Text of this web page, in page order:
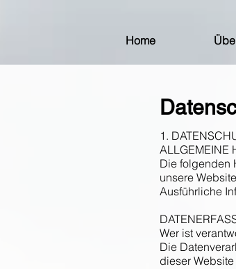
Home
1.
ALLGEMEINE
Die folgenden
unsere
Ausführliche
Wer ist
Die
dieser